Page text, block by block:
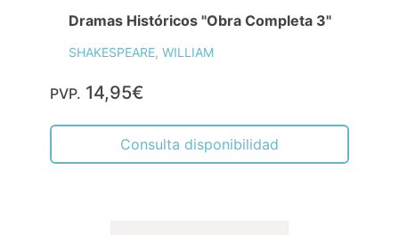
Dramas Históricos "Obra Completa 3"
SHAKESPEARE, WILLIAM
PVP. 14,95€
Consulta disponibilidad